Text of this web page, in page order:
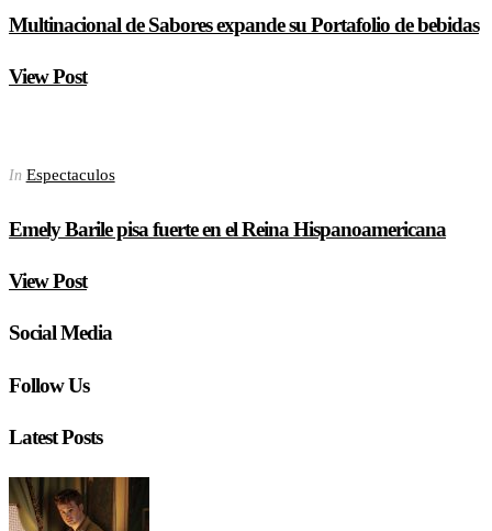
Multinacional de Sabores expande su Portafolio de bebidas
View Post
In Espectaculos
Emely Barile pisa fuerte en el Reina Hispanoamericana
View Post
Social Media
Follow Us
Latest Posts